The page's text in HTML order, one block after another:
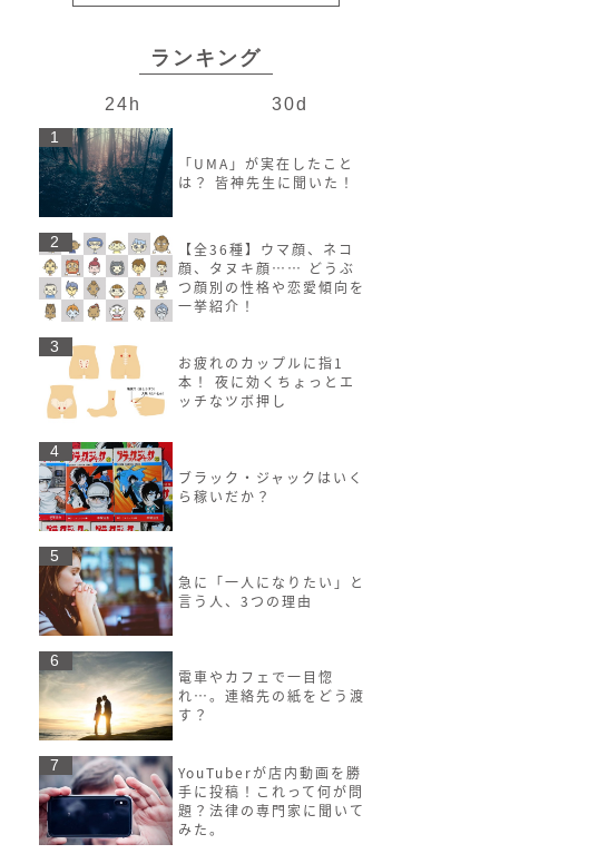
ランキング
24h 30d
1
「UMA」が実在したこと
は？ 皆神先生に聞いた！
2
【全36種】ウマ顔、ネコ
顔、タヌキ顔…… どうぶ
つ顔別の性格や恋愛傾向を
一挙紹介！
3
お疲れのカップルに指1
本！ 夜に効くちょっとエ
ッチなツボ押し
4
ブラック・ジャックはいく
ら稼いだか？
5
急に「一人になりたい」と
言う人、3つの理由
6
電車やカフェで一目惚
れ…。連絡先の紙をどう渡
す？
7
YouTuberが店内動画を勝
手に投稿！これって何が問
題？法律の専門家に聞いて
みた。